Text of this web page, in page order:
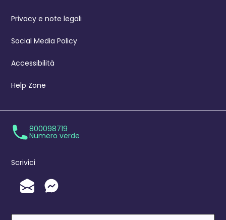
Privacy e note legali
Social Media Policy
Accessibilità
Help Zone
800098719
Numero verde
Scrivici
Invia un'Email
Messenger